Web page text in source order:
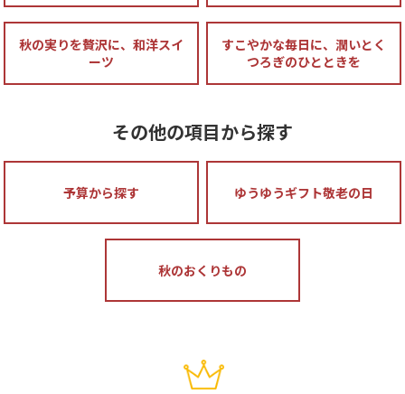
秋の実りを贅沢に、和洋スイ
ーツ
すこやかな毎日に、潤いとく
つろぎのひとときを
その他の項目から探す
予算から探す ゆうゆうギフト敬老の日
秋のおくりもの